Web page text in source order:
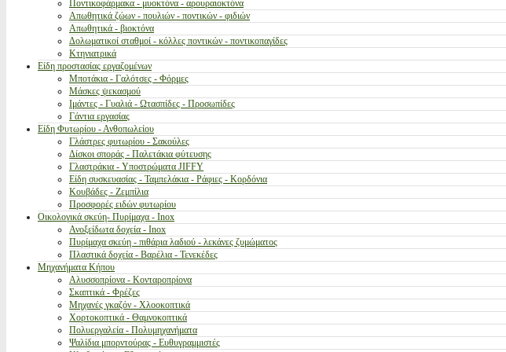
Ποντικοφάρμακα - μυοκτόνα - αρουραιοκτόνα
Απωθητικά ζώων - πουλιών - ποντικών - φιδιών
Απωθητικά - βιοκτόνα
Δολωματικοί σταθμοί - κόλλες ποντικών - ποντικοπαγίδες
Κτηνιατρικά
Είδη προστασίας εργαζομένων
Μποτάκια - Γαλότσες - Φόρμες
Μάσκες ψεκασμού
Ιμάντες - Γυαλιά - Ωτασπίδες - Προσωπίδες
Γάντια εργασίας
Είδη Φυτωρίου - Ανθοπωλείου
Γλάστρες φυτωρίου - Σακούλες
Δίσκοι σποράς - Παλετάκια φύτευσης
Γλαστράκια - Υποστρώματα JIFFY
Είδη συσκευασίας - Ταμπελάκια - Ράφιες - Κορδόνια
Κουβάδες - Ζεμπίλια
Προσφορές ειδών φυτωρίου
Οικολογικά σκεύη- Πυρίμαχα - Inox
Ανοξείδωτα δοχεία - Inox
Πυρίμαχα σκεύη - πιθάρια λαδιού - λεκάνες ζυμώματος
Πλαστικά δοχεία - Βαρέλια - Τενεκέδες
Μηχανήματα Κήπου
Αλυσσοπρίονα - Κονταροπρίονα
Σκαπτικά - Φρέζες
Μηχανές γκαζόν - Χλοοκοπτικά
Χορτοκοπτικά - Θαμνοκοπτικά
Πολυεργαλεία - Πολυμηχανήματα
Ψαλίδια μπορντούρας - Ευθυγραμμιστές